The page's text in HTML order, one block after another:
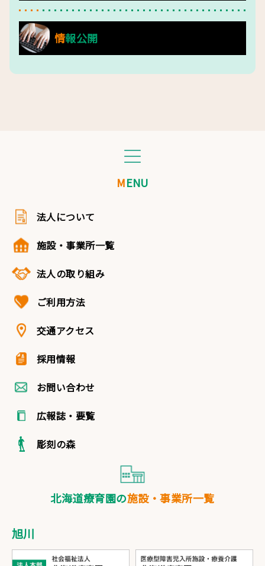
情報公開
MENU
法人について
施設・事業所一覧
法人の取り組み
ご利用方法
交通アクセス
採用情報
お問い合わせ
広報誌・要覧
彫刻の森
北海道療育園の施設・事業所一覧
旭川